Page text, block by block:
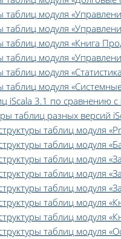
таблиц модуля
таблиц модуля
таблиц модуля «Книга
таблиц модуля
таблиц модуля
таблиц модуля
iScala 3.1 по сравнению
таблиц разных версий
таблиц модуля
таблиц модуля
таблиц модуля
таблиц модуля
таблиц модуля
таблиц модуля
таблиц модуля
таблиц модуля